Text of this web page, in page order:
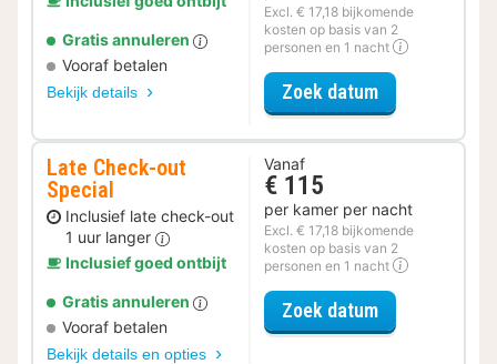
Gratis annuleren
Vooraf betalen
Bekijk details
Excl. € 17,18 bijkomende
kosten op basis van 2
personen en 1 nacht
Zoek datumvoor Parkeer
Late Check-out
Special
Inclusief late check-out
1 uur langer
Inclusief goed ontbijt
Gratis annuleren
Vooraf betalen
Bekijk details en opties
Vanaf
€ 115
per kamer per nacht
Excl. € 17,18 bijkomende
kosten op basis van 2
personen en 1 nacht
Zoek datumvoor Late